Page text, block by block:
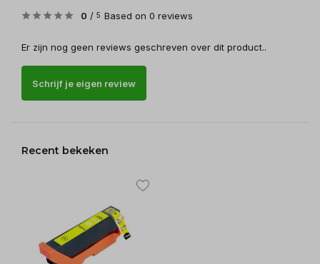
0 / 5 Based on 0 reviews
Er zijn nog geen reviews geschreven over dit product..
Schrijf je eigen review
Recent bekeken